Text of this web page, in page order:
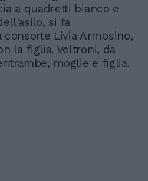
a quadretti bianco e
si fa
Livia Armosino,
la figlia. Veltroni, da
moglie e figlia.